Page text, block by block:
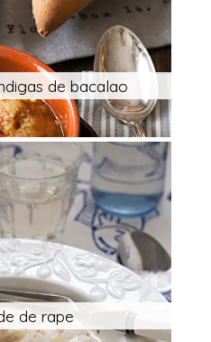
de bacalao
de rape